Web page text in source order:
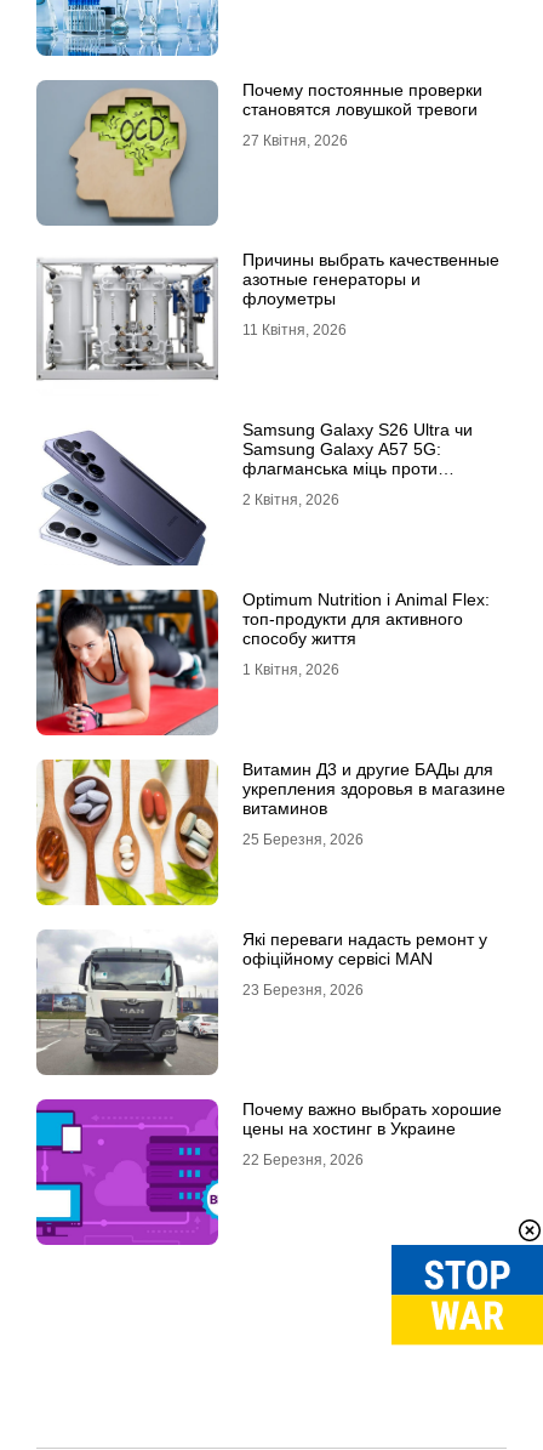
Почему постоянные проверки
становятся ловушкой тревоги
27 Квітня, 2026
Причины выбрать качественные
азотные генераторы и
флоуметры
11 Квітня, 2026
Samsung Galaxy S26 Ultra чи
Samsung Galaxy A57 5G:
флагманська міць проти
2 Квітня, 2026
Optimum Nutrition і Animal Flex:
топ-продукти для активного
способу життя
1 Квітня, 2026
Витамин Д3 и другие БАДы для
укрепления здоровья в магазине
витаминов
25 Березня, 2026
Які переваги надасть ремонт у
офіційному сервісі MAN
23 Березня, 2026
Почему важно выбрать хорошие
цены на хостинг в Украине
22 Березня, 2026